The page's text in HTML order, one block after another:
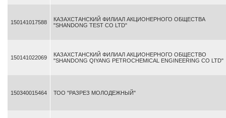
150141017588
КАЗАХСТАНСКИЙ ФИЛИАЛ АКЦИОНЕРНОГО ОБЩЕСТВА
"SHANDONG TEST CO LTD"
150141022069
КАЗАХСТАНСКИЙ ФИЛИАЛ АКЦИОНЕРНОГО ОБЩЕСТВО
"SHANDONG QIYANG PETROCHEMICAL ENGINEERING CO LTD"
150340015464 ТОО "РАЗРЕЗ МОЛОДЕЖНЫЙ"